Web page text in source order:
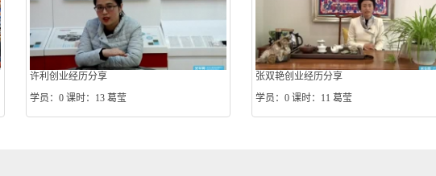
许利创业经历分享
学员：0 课时：13 葛莹
张双艳创业经历分享
学员：0 课时：11 葛莹